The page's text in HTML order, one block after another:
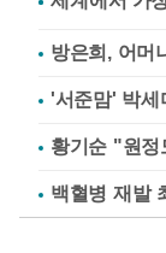
방은희, 어머
'서준맘' 박
황기순 "원정
백혈병 재발